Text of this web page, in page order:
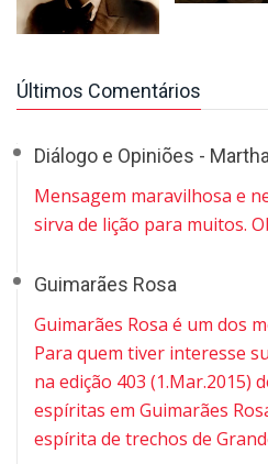
Últimos Comentários
Diálogo e Opiniões -
Mensagem maravilhosa e
sirva de lição para muitos.
Guimarães Rosa
Guimarães Rosa é um dos
Para quem tiver interesse
na edição 403 (1.Mar.2015)
espíritas em Guimarães
espírita de trechos de